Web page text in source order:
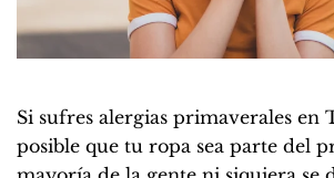
Si sufres alergias primaverales en
posible que tu ropa sea parte del